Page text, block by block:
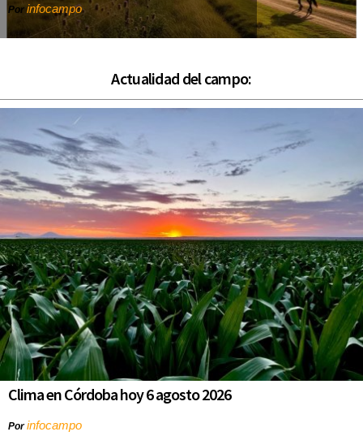
Por infocampo
Actualidad del campo:
Clima en Córdoba hoy 6 agosto 2026
Porinfocampo